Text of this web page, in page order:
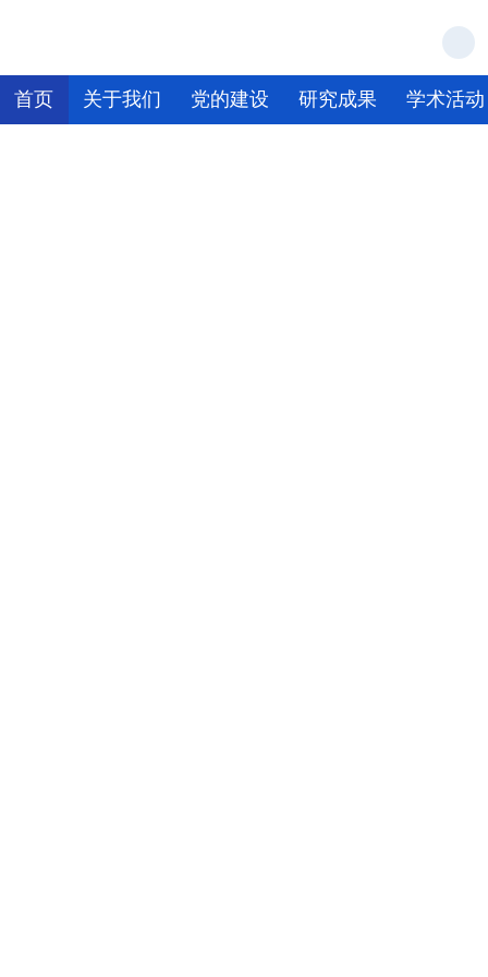
首页 关于我们 党的建设 研究成果 学术活动